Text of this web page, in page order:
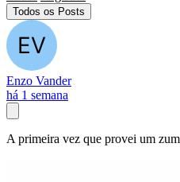
Todos os Posts
Enzo Vander
há 1 semana
A primeira vez que provei um